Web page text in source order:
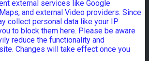
external services like Google
and external Video providers. Since
collect personal data like your IP
to block them here. Please be aware
reduce the functionality and
Changes will take effect once you